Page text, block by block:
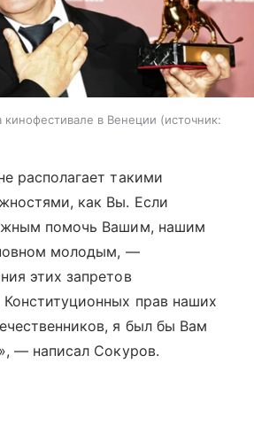
кинофестивале в Венеции
источник:
располагает такими
как Вы. Если
помочь Вашим, нашим
молодым, —
этих запретов
Конституционных прав наших
я был бы Вам
— написал Сокуров.